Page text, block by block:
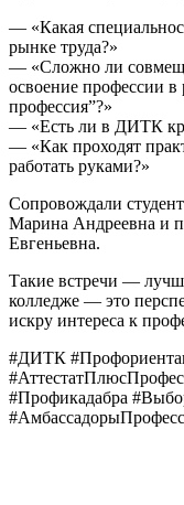
— «Какая
рынке труда?»
— «Сложно ли
освоение профессии
профессия”?»
— «Есть ли в ДИТК
— «Как проходят
работать руками?»
Сопровождали
Марина Андреевна и
Евгеньевна.
Такие встречи —
колледже — это
искру интереса к
#ДИТК
#Профикадабра